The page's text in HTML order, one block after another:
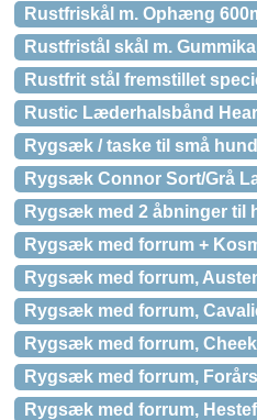
Rustfriskål m. Ophæng
Rustfristål skål m.
Rustfrit stål fremstillet
Rustic Læderhalsbånd
Rygsæk / taske til små
Rygsæk Connor Sort/Grå
Rygsæk med 2 åbninger til
Rygsæk med forrum +
Rygsæk med forrum,
Rygsæk med forrum,
Rygsæk med forrum,
Rygsæk med forrum,
Rygsæk med forrum,